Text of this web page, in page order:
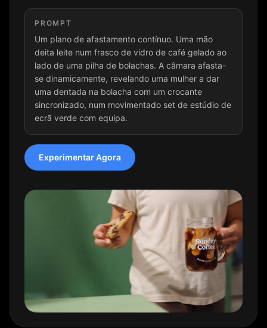
PROMPT
Um plano de afastamento contínuo. Uma mão
deita leite num frasco de vidro de café gelado ao
lado de uma pilha de bolachas. A câmara afasta-
se dinamicamente, revelando uma mulher a dar
uma dentada na bolacha com um crocante
sincronizado, num movimentado set de estúdio de
ecrã verde com equipa.
Experimentar Agora